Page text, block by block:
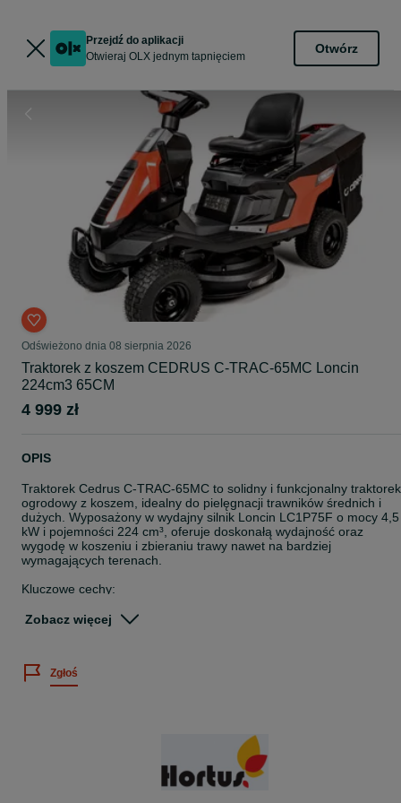
Przejdź do aplikacji
Otwieraj OLX jednym tapnięciem
Otwórz
Odświeżono dnia 08 sierpnia 2026
Traktorek z koszem CEDRUS C-TRAC-65MC Loncin
224cm3 65CM
4 999 zł
OPIS
Traktorek Cedrus C-TRAC-65MC to solidny i funkcjonalny traktorek
ogrodowy z koszem, idealny do pielęgnacji trawników średnich i
dużych. Wyposażony w wydajny silnik Loncin LC1P75F o mocy 4,5
kW i pojemności 224 cm³, oferuje doskonałą wydajność oraz
wygodę w koszeniu i zbieraniu trawy nawet na bardziej
wymagających terenach.
Kluczowe cechy:
do przodu i 1 bieg wsteczny, co zapewnia pełną kontrolę nad
nóż z mechanizmem załączanym przez sprzęgło mechaniczne, co
umożliwia precyzyjne i równomierne koszenie.
• Pojemny kosz na trawę 150 l – pozwala na dłuższe koszenie bez
potrzeby częstego opróżniania.
Zobacz więcej
Zgłoś